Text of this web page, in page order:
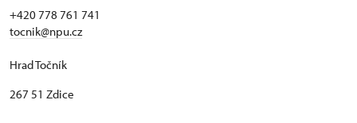
+420 778 761 741
tocnik@npu.cz
Hrad Točník
267 51 Zdice